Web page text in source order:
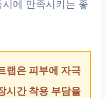
에 만족시키는 좋
랩은 피부에 자극
시간 착용 부담을